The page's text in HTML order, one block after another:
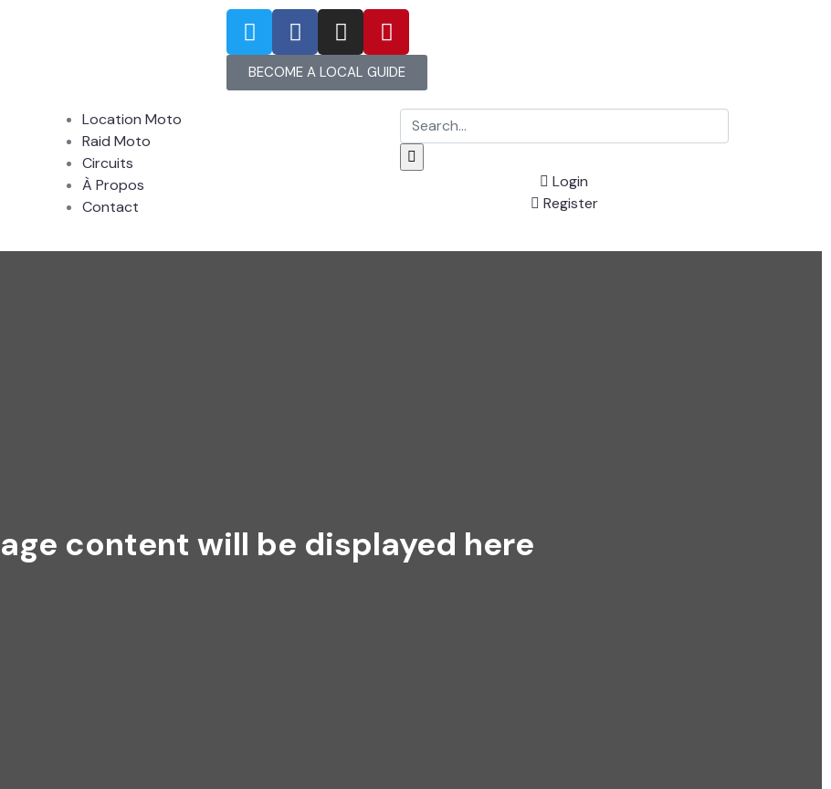
BECOME A LOCAL GUIDE
Location Moto
Raid Moto
Circuits
À Propos
Contact
Login
Register
content will be displayed here